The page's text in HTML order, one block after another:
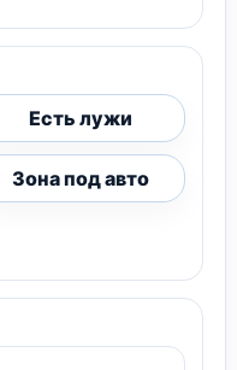
Есть лужи
Зона под авто